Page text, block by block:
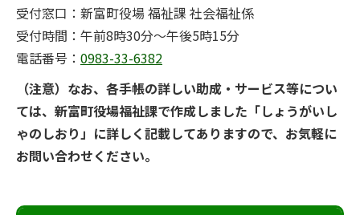
受付窓口：新富町役場 福祉課 社会福祉係
受付時間：午前8時30分～午後5時15分
電話番号： 0983-33-6382
（注意）なお、各手帳の詳しい助成・サービス等につい
ては、新富町役場福祉課で作成しました「しょうがいし
ゃのしおり」に詳しく記載してありますので、お気軽に
お問い合わせください。